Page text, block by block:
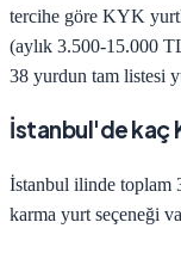
tercihe göre KYK
(aylık 3.500-15.000
38 yurdun tam listesi
İstanbul'de kaç
İstanbul ilinde toplam
karma yurt seçeneği